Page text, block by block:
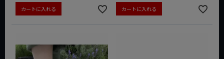
カートに入れる カートに入れる